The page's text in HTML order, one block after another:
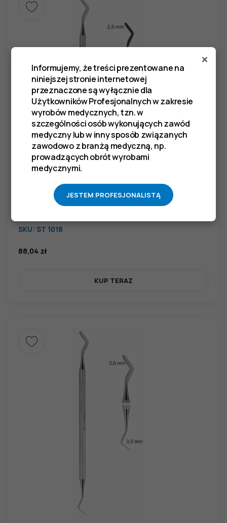
Nakładacz typu HEIDEMANN, 2,5 mm x 2,5 mm,
SKU: ST 1018
88,04 zł
KUP TERAZ
×
Informujemy, że treści prezentowane na
niniejszej stronie internetowej
przeznaczone są wyłącznie dla
Użytkowników Profesjonalnych w zakresie
wyrobów medycznych, tzn. w
szczególności osób wykonujących zawód
medyczny lub w inny sposób związanych
zawodowo z branżą medyczną, np.
prowadzących obrót wyrobami
medycznymi.
JESTEM PROFESJONALISTĄ